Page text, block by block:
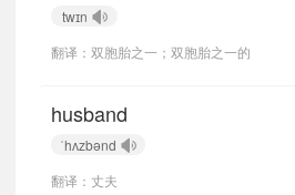
twɪn
翻译：双胞胎之一；双胞胎之一的
husband
ˈhʌzbənd
翻译：丈夫